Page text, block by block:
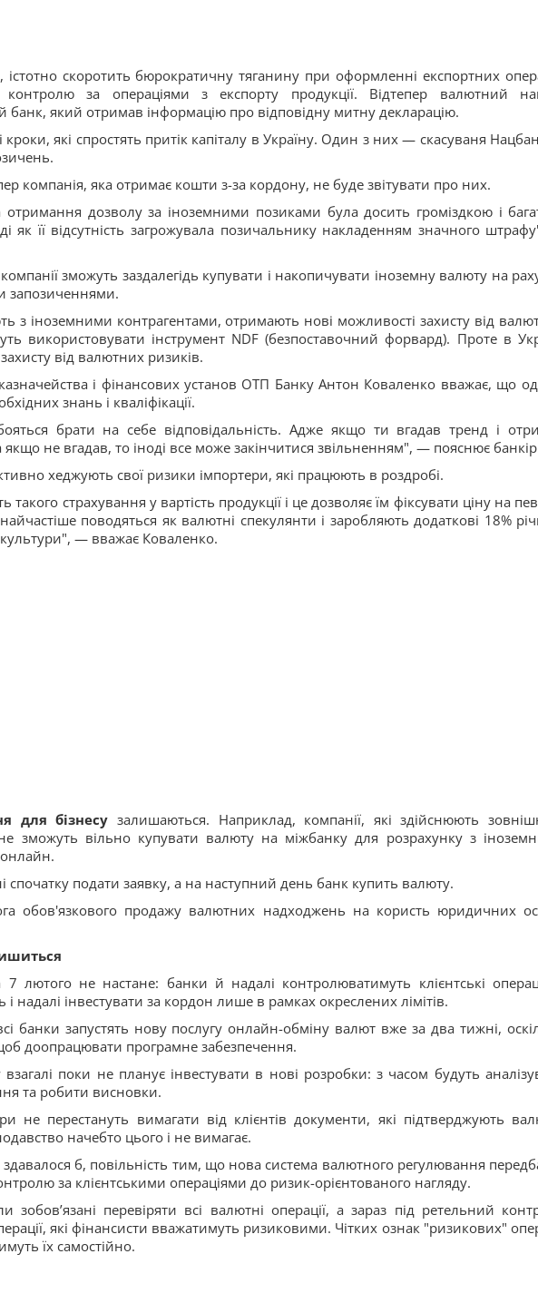
істотно скоротить бюрократичну тяганину при оформленні експортних
контролю за операціями з експорту продукції. Відтепер валютний
банк, який отримав інформацію про відповідну митну декларацію.
кроки, які спростять притік капіталу в Україну. Один з них — скасуваня
компанія, яка отримає кошти з-за кордону, не буде звітувати про них.
отримання дозволу за іноземними позиками була досить громіздкою і
як її відсутність загрожувала позичальнику накладенням значного
компанії зможуть заздалегідь купувати і накопичувати іноземну валюту на
запозиченнями.
з іноземними контрагентами, отримають нові можливості захисту від
використовувати інструмент NDF (безпоставочний форвард). Проте в
від валютних ризиків.
і фінансових установ ОТП Банку Антон Коваленко вважає, що
знань і кваліфікації.
брати на себе відповідальність. Адже якщо ти вгадав тренд і
не вгадав, то іноді все може закінчитися звільненням", — пояснює
хеджують свої ризики імпортери, які працюють в роздробі.
такого страхування у вартість продукції і це дозволяє їм фіксувати ціну на
поводяться як валютні спекулянти і заробляють додаткові 18%
— вважає Коваленко.
для бізнесу залишаються. Наприклад, компанії, які здійснюють
не зможуть вільно купувати валюту на міжбанку для розрахунку з
спочатку подати заявку, а на наступний день банк купить валюту.
обов'язкового продажу валютних надходжень на користь юридичних
лютого не настане: банки й надалі контролюватимуть клієнтські
і надалі інвестувати за кордон лише в рамках окреслених лімітів.
банки запустять нову послугу онлайн-обміну валют вже за два тижні,
доопрацювати програмне забезпечення.
поки не планує інвестувати в нові розробки: з часом будуть
та робити висновки.
не перестануть вимагати від клієнтів документи, які підтверджують
начебто цього і не вимагає.
б, повільність тим, що нова система валютного регулювання
за клієнтськими операціями до ризик-орієнтованого нагляду.
зобов’язані перевіряти всі валютні операції, а зараз під ретельний
які фінансисти вважатимуть ризиковими. Чітких ознак "ризикових"
їх самостійно.